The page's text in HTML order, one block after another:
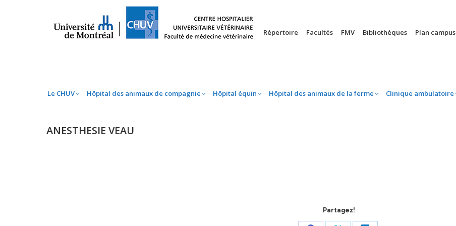
Répertoire Facultés FMV Bibliothèques Plan campus
Le CHUV Hôpital des animaux de compagnie Hôpital équin Hôpital des animaux de la ferme Clinique ambulatoire
ANESTHESIE VEAU
Partagez!
Le CHUV Hôpital des animaux de compagnie Hôpital équin